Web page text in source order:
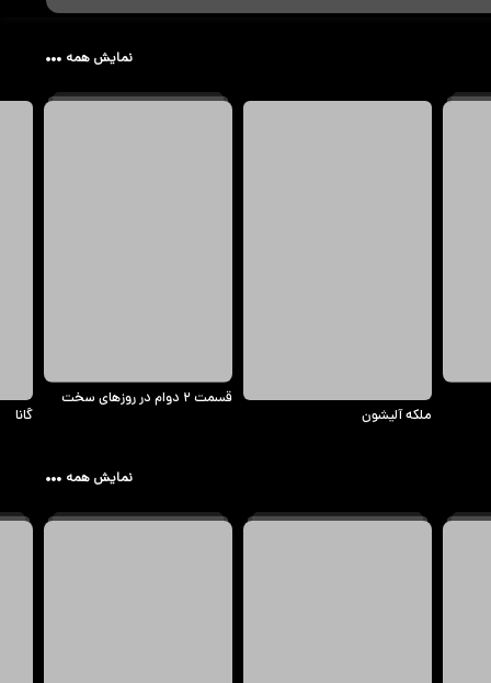
نمایش همه
ملکه آلیشون
قسمت ۲ دوام در روزهای سخت
گانا
نمایش همه